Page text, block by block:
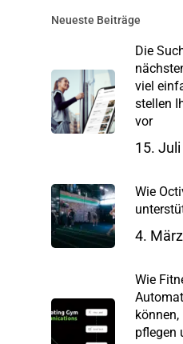
Neueste Beiträge
Die
viel
stellen
vor
15.
Wie
4.
Wie
pflegen